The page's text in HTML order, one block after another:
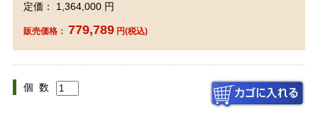
定価： 1,364,000 円
販売価格： 779,789円(税込)
個 数